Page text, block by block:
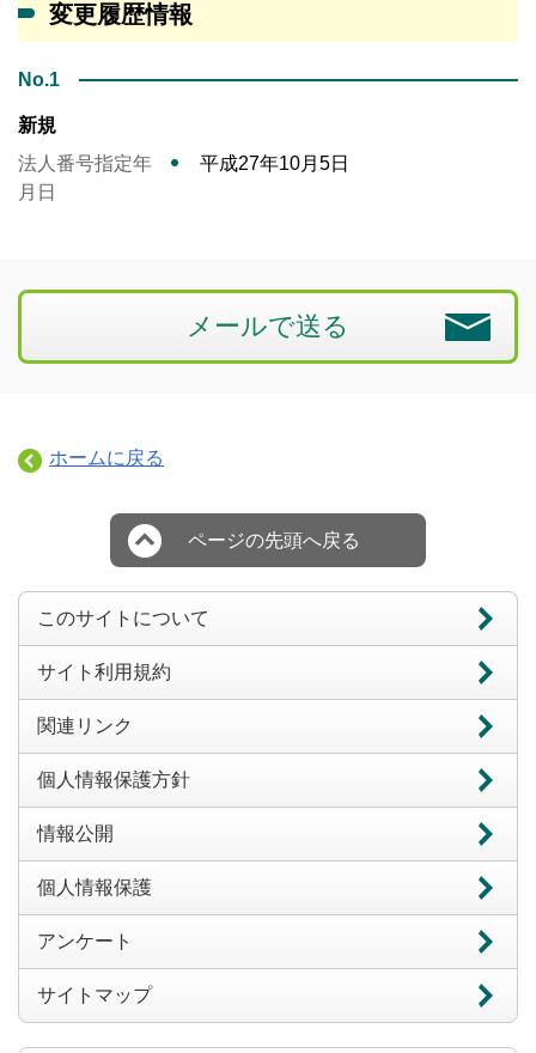
変更履歴情報
No.1
新規
法人番号指定年
月日
平成27年10月5日
メールで送る
ホームに戻る
ページの先頭へ戻る
このサイトについて
サイト利用規約
関連リンク
個人情報保護方針
情報公開
個人情報保護
アンケート
サイトマップ